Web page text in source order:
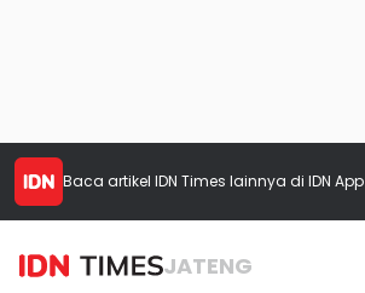
Baca artikel IDN Times lainnya di IDN App
JATENG